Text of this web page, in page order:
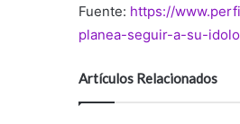
Fuente: https://
planea-seguir-a-su-
Artículos Relacionados